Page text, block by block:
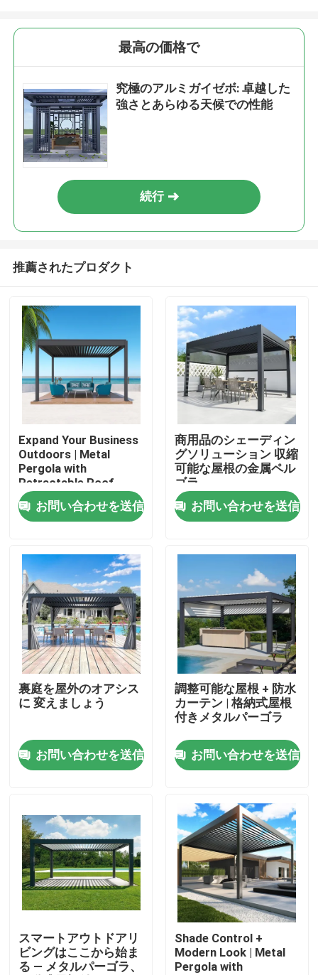
家
プロダクト
私達について
工場旅行
品質管理
ニュース
引用を要求しなさい
アルミニウム テラスのパーゴラ
アルミニウム ルーバー付きのパーゴラ
最高の価格で
究極のアルミガイゼボ: 卓越した
強さとあらゆる天候での性能
続行
推薦されたプロダクト
Expand Your Business
Outdoors | Metal
Pergola with
Retractable Roof
お問い合わせを送信
商用品のシェーディン
グソリューション 収縮
可能な屋根の金属ペル
ゴラ
お問い合わせを送信
裏庭を屋外のオアシス
に 変えましょう
お問い合わせを送信
調整可能な屋根 + 防水
カーテン | 格納式屋根
付きメタルパーゴラ
お問い合わせを送信
スマートアウトドアリ
ビングはここから始ま
る — メタルパーゴラ、
Shade Control +
Modern Look | Metal
Pergola with